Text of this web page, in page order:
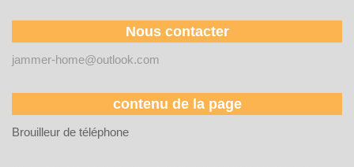
Nous contacter
jammer-home@outlook.com
contenu de la page
Brouilleur de téléphone